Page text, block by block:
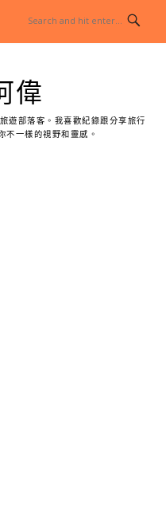
偉
遊部落客。我喜歡紀錄跟分享旅行
不一樣的視野和靈感。